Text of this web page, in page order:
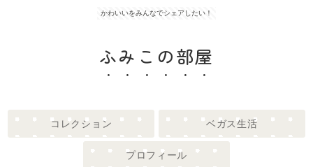
かわいいをみんなでシェアしたい！
ふみこの部屋
コレクション ベガス生活
プロフィール